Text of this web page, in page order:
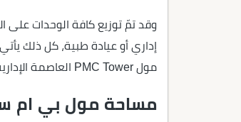
وقد تمّ توزيع كافة الوحدات
إداري أو عيادة طبية، كل ذلك
مول PMC Tower العاصمة الإدارية.
مساحة مول بي ام سي